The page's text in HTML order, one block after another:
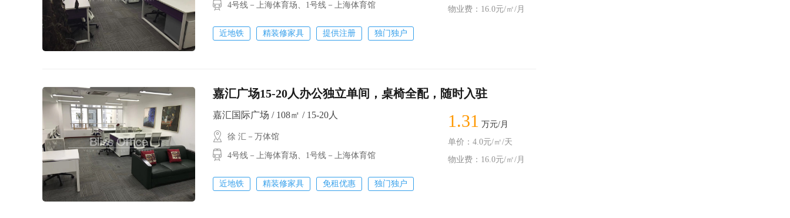
4号线－上海体育场、1号线－上海体育馆
近地铁 精装修家具 提供注册 独门独户
物业费：16.0元/㎡/月
嘉汇广场15-20人办公独立单间，桌椅全配，随时入驻
嘉汇国际广场 / 108㎡ / 15-20人
徐 汇－万体馆
4号线－上海体育场、1号线－上海体育馆
近地铁 精装修家具 免租优惠 独门独户
1.31 万元/月
单价：4.0元/㎡/天
物业费：16.0元/㎡/月